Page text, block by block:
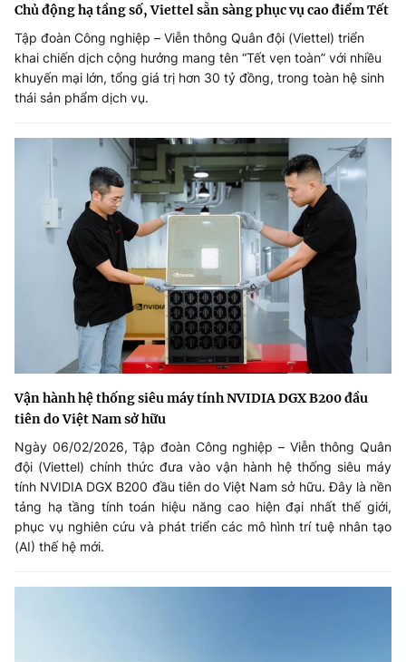
Chủ động hạ tầng số, Viettel sẵn sàng phục vụ cao điểm Tết
Tập đoàn Công nghiệp – Viễn thông Quân đội (Viettel) triển
khai chiến dịch cộng hưởng mang tên “Tết vẹn toàn” với nhiều
khuyến mại lớn, tổng giá trị hơn 30 tỷ đồng, trong toàn hệ sinh
thái sản phẩm dịch vụ.
Vận hành hệ thống siêu máy tính NVIDIA DGX B200 đầu
tiên do Việt Nam sở hữu
Ngày 06/02/2026, Tập đoàn Công nghiệp – Viễn thông Quân
đội (Viettel) chính thức đưa vào vận hành hệ thống siêu máy
tính NVIDIA DGX B200 đầu tiên do Việt Nam sở hữu. Đây là nền
tảng hạ tầng tính toán hiệu năng cao hiện đại nhất thế giới,
phục vụ nghiên cứu và phát triển các mô hình trí tuệ nhân tạo
(AI) thế hệ mới.